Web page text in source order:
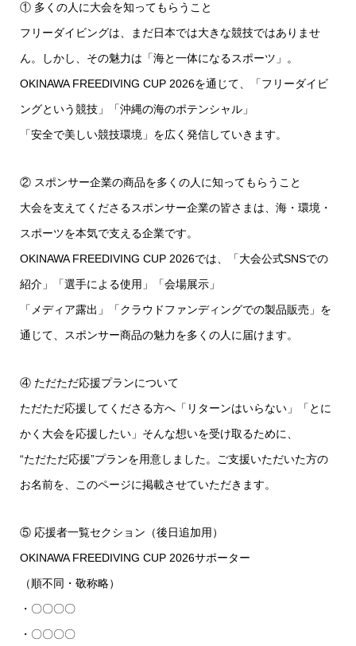
① 多くの人に大会を知ってもらうこと
フリーダイビングは、まだ日本では大きな競技ではありませ
ん。しかし、その魅力は「海と一体になるスポーツ」。
OKINAWA FREEDIVING CUP 2026を通じて、「フリーダイビ
ングという競技」「沖縄の海のポテンシャル」
「安全で美しい競技環境」を広く発信していきます。
② スポンサー企業の商品を多くの人に知ってもらうこと
大会を支えてくださるスポンサー企業の皆さまは、海・環境・
スポーツを本気で支える企業です。
OKINAWA FREEDIVING CUP 2026では、「大会公式SNSでの
紹介」「選手による使用」「会場展示」
「メディア露出」「クラウドファンディングでの製品販売」を
通じて、スポンサー商品の魅力を多くの人に届けます。
④ ただただ応援プランについて
ただただ応援してくださる方へ「リターンはいらない」「とに
かく大会を応援したい」そんな想いを受け取るために、
“ただただ応援”プランを用意しました。ご支援いただいた方の
お名前を、このページに掲載させていただきます。
⑤ 応援者一覧セクション（後日追加用）
OKINAWA FREEDIVING CUP 2026サポーター
（順不同・敬称略）
・〇〇〇〇
・〇〇〇〇